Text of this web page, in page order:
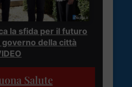
la sfida per il futuro
governo della città
Salute